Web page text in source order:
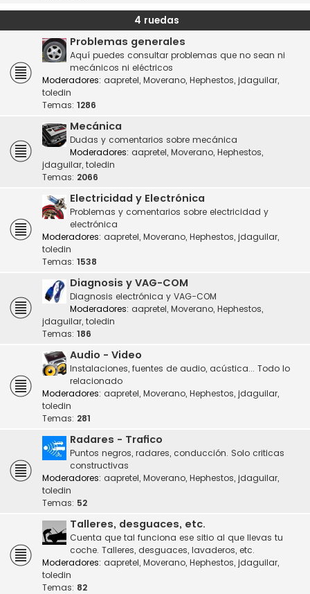
4 ruedas
Problemas generales
Aquí puedes consultar problemas que no sean ni
mecánicos ni eléctricos
Moderadores: aapretel, Moverano, Hephestos, jdaguilar,
toledin
Temas: 1286
Mecánica
Dudas y comentarios sobre mecánica
Moderadores: aapretel, Moverano, Hephestos,
jdaguilar, toledin
Temas: 2066
Electricidad y Electrónica
Problemas y comentarios sobre electricidad y
electrónica
Moderadores: aapretel, Moverano, Hephestos, jdaguilar,
toledin
Temas: 1538
Diagnosis y VAG-COM
Diagnosis electrónica y VAG-COM
Moderadores: aapretel, Moverano, Hephestos,
jdaguilar, toledin
Temas: 186
Audio - Video
Instalaciones, fuentes de audio, acústica... Todo lo
relacionado
Moderadores: aapretel, Moverano, Hephestos, jdaguilar,
toledin
Temas: 281
Radares - Trafico
Puntos negros, radares, conducción. Solo criticas
constructivas
Moderadores: aapretel, Moverano, Hephestos, jdaguilar,
toledin
Temas: 52
Talleres, desguaces, etc.
Cuenta que tal funciona ese sitio al que llevas tu
coche. Talleres, desguaces, lavaderos, etc.
Moderadores: aapretel, Moverano, Hephestos, jdaguilar,
toledin
Temas: 82